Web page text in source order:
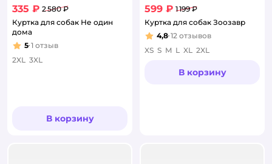
335 ₽ 2 580 ₽
Куртка для собак Не один
дома
Рейтинг:
5 1 отзыв
2XL
3XL
В корзину
599 ₽ 1 199 ₽
Куртка для собак Зоозавр
Рейтинг:
4,8 12 отзывов
XS S M L XL 2XL
В корзину